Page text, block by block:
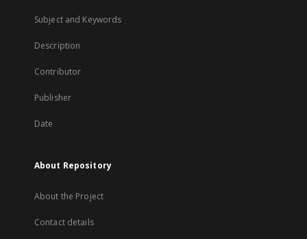
Subject and Keywords
Description
Contributor
Publisher
Date
About Repository
About the Project
Contact details